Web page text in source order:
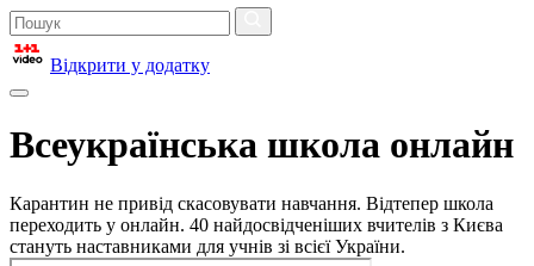
Відкрити у додатку
Всеукраїнська школа онлайн
Карантин не привід скасовувати навчання. Відтепер школа
переходить у онлайн. 40 найдосвідченіших вчителів з Києва
стануть наставниками для учнів зі всієї України.